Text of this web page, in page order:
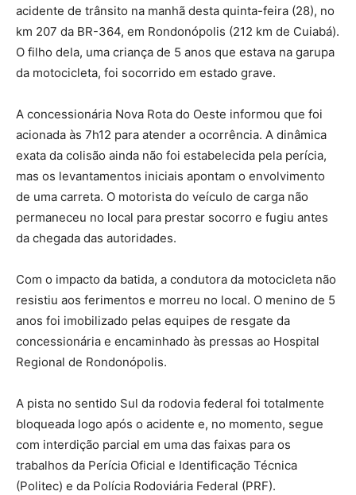
acidente de trânsito na manhã desta quinta-feira (28), no
km 207 da BR-364, em Rondonópolis (212 km de Cuiabá).
O filho dela, uma criança de 5 anos que estava na garupa
da motocicleta, foi socorrido em estado grave.
A concessionária Nova Rota do Oeste informou que foi
acionada às 7h12 para atender a ocorrência. A dinâmica
exata da colisão ainda não foi estabelecida pela perícia,
mas os levantamentos iniciais apontam o envolvimento
de uma carreta. O motorista do veículo de carga não
permaneceu no local para prestar socorro e fugiu antes
da chegada das autoridades.
Com o impacto da batida, a condutora da motocicleta não
resistiu aos ferimentos e morreu no local. O menino de 5
anos foi imobilizado pelas equipes de resgate da
concessionária e encaminhado às pressas ao Hospital
Regional de Rondonópolis.
A pista no sentido Sul da rodovia federal foi totalmente
bloqueada logo após o acidente e, no momento, segue
com interdição parcial em uma das faixas para os
trabalhos da Perícia Oficial e Identificação Técnica
(Politec) e da Polícia Rodoviária Federal (PRF).